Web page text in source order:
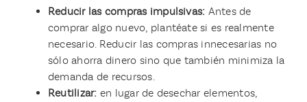
Reducir las compras impulsivas: Antes de
comprar algo nuevo, plantéate si es realmente
necesario. Reducir las compras innecesarias no
sólo ahorra dinero sino que también minimiza la
demanda de recursos.
Reutilizar: en lugar de desechar elementos,